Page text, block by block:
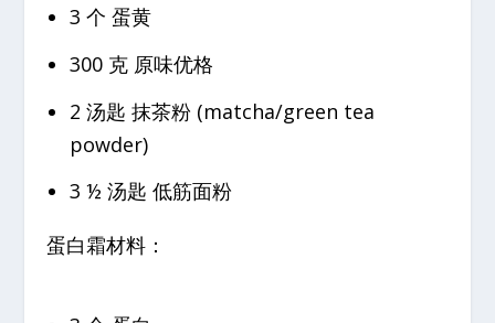
3 个 蛋黄
300 克 原味优格
2 汤匙 抹茶粉 (matcha/green tea
powder)
3 ½ 汤匙 低筋面粉
蛋白霜材料：